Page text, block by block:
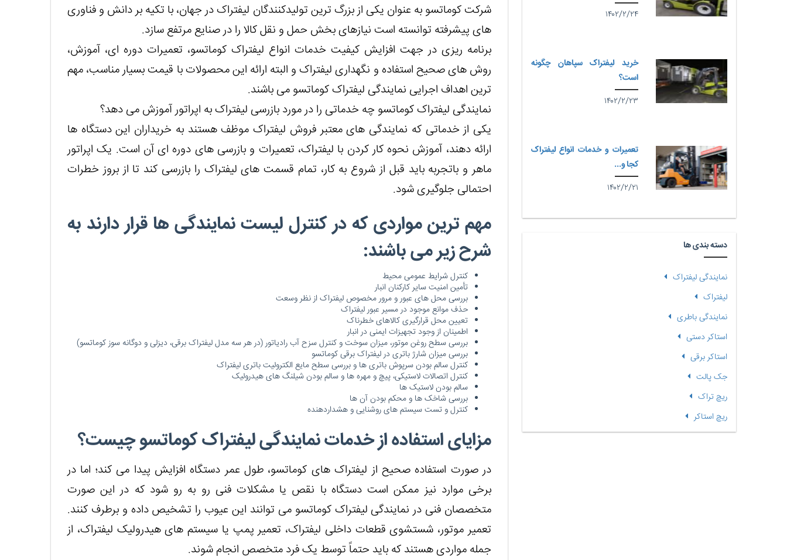
شرکت کوماتسو به عنوان یکی از بزرگ ترین تولیدکنندگان لیفتراک در جهان، با تکیه بر دانش و فناوری
های پیشرفته توانسته است نیازهای بخش حمل و نقل کالا را در صنایع مرتفع سازد.
برنامه ریزی در جهت افزایش کیفیت خدمات انواع لیفتراک کوماتسو، تعمیرات دوره ای، آموزش،
روش های صحیح استفاده و نگهداری لیفتراک و البته ارائه این محصولات با قیمت بسیار مناسب، مهم
ترین اهداف اجرایی نمایندگی لیفتراک کوماتسو می باشند.
نمایندگی لیفتراک کوماتسو چه خدماتی را در مورد بازرسی لیفتراک به اپراتور آموزش می دهد؟
یکی از خدماتی که نمایندگی های معتبر فروش لیفتراک موظف هستند به خریداران این دستگاه ها
ارائه دهند، آموزش نحوه کار کردن با لیفتراک، تعمیرات و بازرسی های دوره ای آن است. یک اپراتور
ماهر و باتجربه باید قبل از شروع به کار، تمام قسمت های لیفتراک را بازرسی کند تا از بروز خطرات
احتمالی جلوگیری شود.
مهم ترین مواردی که در کنترل لیست نمایندگی ها قرار دارند به
شرح زیر می باشند:
کنترل شرایط عمومی محیط
تأمین امنیت سایر کارکنان انبار
بررسی محل های عبور و مرور مخصوص لیفتراک از نظر وسعت
حذف موانع موجود در مسیر عبور لیفتراک
تعیین محل قرارگیری کالاهای خطرناک
اطمینان از وجود تجهیزات ایمنی در انبار
بررسی سطح روغن موتور، میزان سوخت و کنترل سزح آب رادیاتور (در هر سه مدل لیفتراک برقی، دیزلی و دوگانه سوز کوماتسو)
بررسی میزان شارژ باتری در لیفتراک برقی کوماتسو
کنترل سالم بودن سرپوش باتری ها و بررسی سطح مایع الکترولیت باتری لیفتراک
کنترل اتصالات لاستیکی، پیچ و مهره ها و سالم بودن شیلنگ های هیدرولیک
سالم بودن لاستیک ها
بررسی شاخک ها و محکم بودن آن ها
کنترل و تست سیستم های روشنایی و هشداردهنده
مزایای استفاده از خدمات نمایندگی لیفتراک کوماتسو چیست؟
در صورت استفاده صحیح از لیفتراک های کوماتسو، طول عمر دستگاه افزایش پیدا می کند؛ اما در
برخی موارد نیز ممکن است دستگاه با نقص یا مشکلات فنی رو به رو شود که در این صورت
متخصصان فنی در نمایندگی لیفتراک کوماتسو می توانند این عیوب را تشخیص داده و برطرف کنند.
تعمیر موتور، شستشوی قطعات داخلی لیفتراک، تعمیر پمپ یا سیستم های هیدرولیک لیفتراک، از
جمله مواردی هستند که باید حتماً توسط یک فرد متخصص انجام شوند.
۱۴۰۲/۲/۲۴
خرید لیفتراک سپاهان چگونه
است؟
۱۴۰۲/۲/۲۳
تعمیرات و خدمات انواع لیفتراک
کجا و...
۱۴۰۲/۲/۲۱
دسته بندی ها
نمایندگی لیفتراک
لیفتراک
نمایندگی باطری
استاکر دستی
استاکر برقی
جک پالت
ریچ تراک
ریچ استاکر